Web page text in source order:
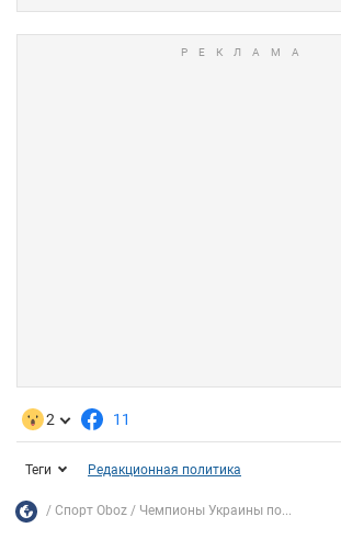
2 11
Теги Редакционная политика
Спорт Oboz Чемпионы Украины по...